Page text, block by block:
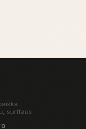
surffaus